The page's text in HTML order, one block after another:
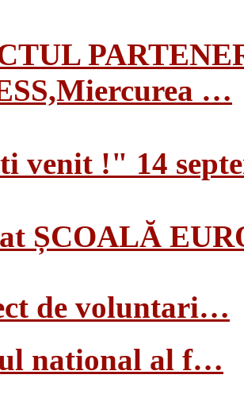
…
venit !" 14
ȘCOALĂ
de voluntari…
national al f…